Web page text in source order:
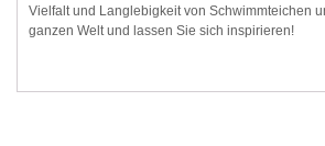
Vielfalt und Langlebigkeit von Schwimmteichen
ganzen Welt und lassen Sie sich inspirieren!